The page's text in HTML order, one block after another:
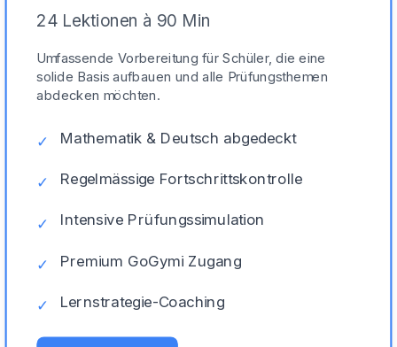
24 Lektionen à 90 Min
Umfassende Vorbereitung für Schüler, die eine
solide Basis aufbauen und alle Prüfungsthemen
abdecken möchten.
✓ Mathematik & Deutsch abgedeckt
✓ Regelmässige Fortschrittskontrolle
✓ Intensive Prüfungssimulation
✓ Premium GoGymi Zugang
✓ Lernstrategie-Coaching